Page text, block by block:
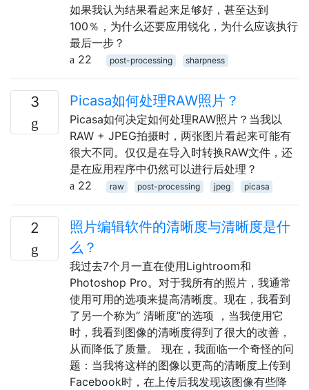
如果我认为结果看起来足够好，甚至达到
100％，为什么还要应用锐化，为什么应该执行
最后一步？
22
post-processing sharpness
3 Picasa如何处理RAW照片？
Picasa如何决定如何处理RAW照片？当我以
RAW + JPEG拍摄时，两张图片看起来可能有
很大不同。仅仅是在导入时转换RAW文件，还
是在应用程序中仍然可以进行后处理？
22
raw post-processing jpeg picasa
2
照片编辑软件的清晰度与清晰度是什
么？
我过去7个月一直在使用Lightroom和
Photoshop Pro。对于我所有的照片，我通常
使用可用的选项来提高清晰度。现在，我看到
了另一个称为“ 清晰度”的选项 ，当我使用它
时，我看到图像的清晰度得到了很大的改善，
从而降低了质量。 现在，我面临一个奇怪的问
题：当我将这样的图像以更高的清晰度上传到
Facebook时，在上传后我发现该图像有些降